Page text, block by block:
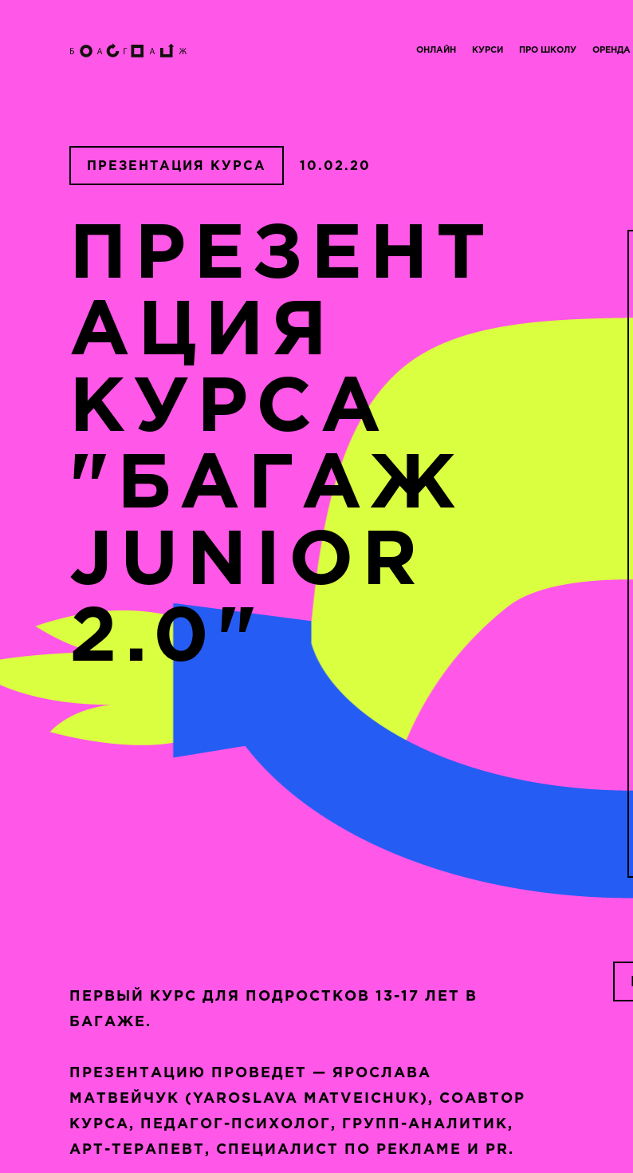
ОНЛАЙН КУРСИ ПРО ШКОЛУ ОРЕНДА
ПРЕЗЕНТАЦИЯ КУРСА 10.02.20
ПРЕЗЕНТ
АЦИЯ
КУРСА
"БАГАЖ
JUNIOR
2.0"
ПЕРВЫЙ КУРС ДЛЯ ПОДРОСТКОВ 13-17 ЛЕТ В
БАГАЖЕ.
ПРЕЗЕНТАЦИЮ ПРОВЕДЕТ — ЯРОСЛАВА
МАТВЕЙЧУК (YAROSLAVA MATVEICHUK), СОАВТОР
КУРСА, ПЕДАГОГ-ПСИХОЛОГ, ГРУПП-АНАЛИТИК,
АРТ-ТЕРАПЕВТ, СПЕЦИАЛИСТ ПО РЕКЛАМЕ И PR.